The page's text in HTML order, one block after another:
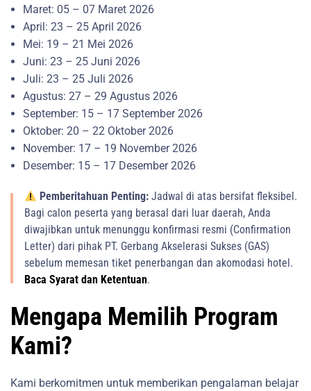
Maret: 05 – 07 Maret 2026
April: 23 – 25 April 2026
Mei: 19 – 21 Mei 2026
Juni: 23 – 25 Juni 2026
Juli: 23 – 25 Juli 2026
Agustus: 27 – 29 Agustus 2026
September: 15 – 17 September 2026
Oktober: 20 – 22 Oktober 2026
November: 17 – 19 November 2026
Desember: 15 – 17 Desember 2026
Pemberitahuan Penting: Jadwal di atas bersifat fleksibel.
Bagi calon peserta yang berasal dari luar daerah, Anda
diwajibkan untuk menunggu konfirmasi resmi (Confirmation
Letter) dari pihak PT. Gerbang Akselerasi Sukses (GAS)
sebelum memesan tiket penerbangan dan akomodasi hotel.
Baca Syarat dan Ketentuan.
Mengapa Memilih Program
Kami?
Kami berkomitmen untuk memberikan pengalaman belajar